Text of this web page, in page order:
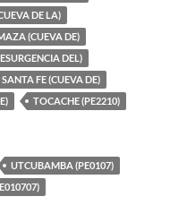
DE LA)
(CUEVA DE)
DEL)
SANTA FE (CUEVA DE)
TOCACHE (PE2210)
UTCUBAMBA (PE0107)